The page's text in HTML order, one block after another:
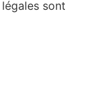
sont